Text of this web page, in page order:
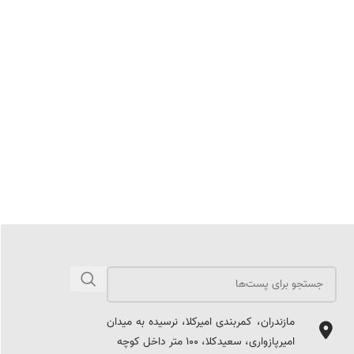
مازندران، کمربندی امیرکلا، نرسیده به میدان
امیرپازواری، سعیدکلا، 100 متر داخل کوچه